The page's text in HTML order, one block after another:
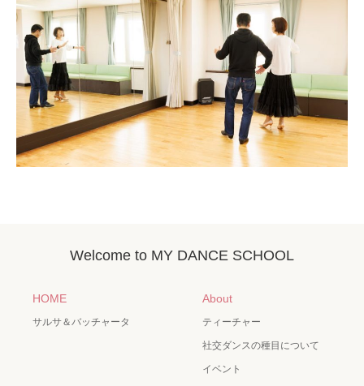
Welcome to MY DANCE SCHOOL
HOME
サルサ＆バッチャータ
About
ティーチャー
社交ダンスの種目について
イベント